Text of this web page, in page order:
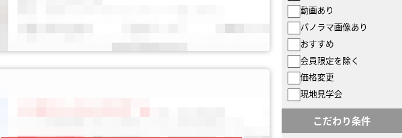
動画あり
パノラマ画像あり
おすすめ
会員限定を除く
価格変更
現地見学会
こだわり条件